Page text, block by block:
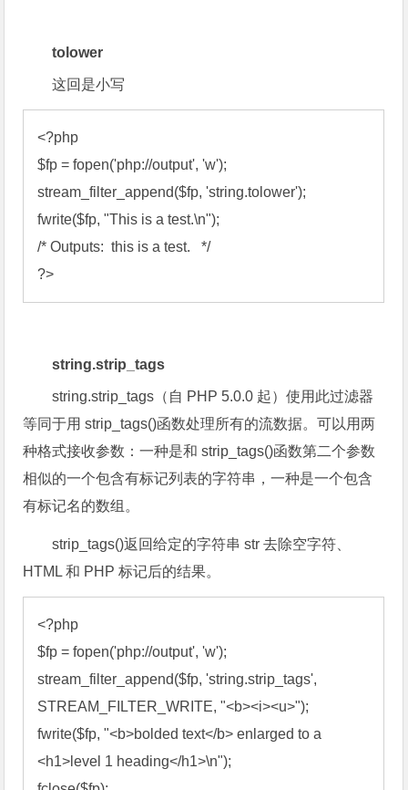
tolower
这回是小写
<?
$fp = fopen('php://output', 'w'
stream_filter_append($fp, 'string.tolower'
fwrite($fp, "This is a test.\n"
/* Outputs:  this is a test. */
?>
string.strip_tags
string.strip_tags（自 PHP 5.0.0 起）使用此过滤器
等同于用 strip_tags()函数处理所有的流数据。可以用两
种格式接收参数：一种是和 strip_tags()函数第二个参数
相似的一个包含有标记列表的字符串，一种是一个包含
有标记名的数组。
strip_tags()返回给定的字符串 str 去除空字符、
HTML 和 PHP 标记后的结果。
<?
$fp = fopen('php://output', 'w'
stream_filter_append($fp, 'string.strip_tags',
STREAM_FILTER_WRITE, "<b><i><u>"
fwrite($fp, "<b>bolded text</b> enlarged to a
<h1>level 1 heading</h1>\n"